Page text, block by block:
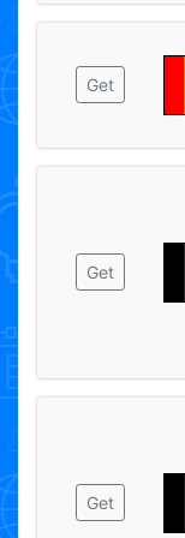
Get
Get
Get